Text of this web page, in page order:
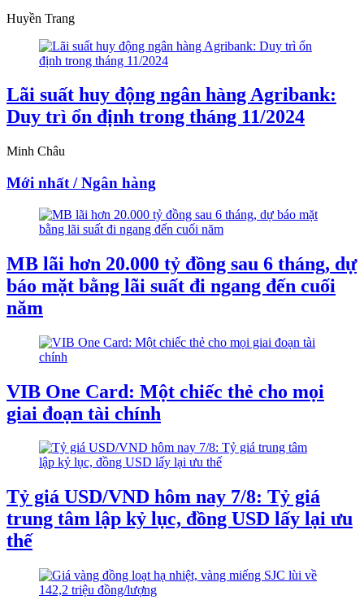
Huyền Trang
Lãi suất huy động ngân hàng Agribank:
Duy trì ổn định trong tháng 11/2024
Minh Châu
Mới nhất / Ngân hàng
MB lãi hơn 20.000 tỷ đồng sau 6 tháng, dự
báo mặt bằng lãi suất đi ngang đến cuối
năm
VIB One Card: Một chiếc thẻ cho mọi
giai đoạn tài chính
Tỷ giá USD/VND hôm nay 7/8: Tỷ giá
trung tâm lập kỷ lục, đồng USD lấy lại ưu
thế